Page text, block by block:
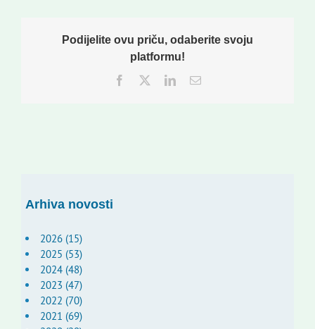
Podijelite ovu priču, odaberite svoju
platformu!
Facebook
TwitterLinkedInEmail:
Arhiva novosti
2026 (15)
2025 (53)
2024 (48)
2023 (47)
2022 (70)
2021 (69)